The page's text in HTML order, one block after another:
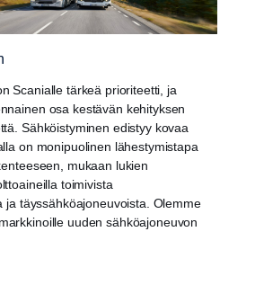
Scanialle tärkeä prioriteetti, ja
osa kestävän kehityksen
Sähköistyminen edistyy kovaa
on monipuolinen lähestymistapa
mukaan lukien
toimivista
ja täyssähköajoneuvoista. Olemme
uuden sähköajoneuvon